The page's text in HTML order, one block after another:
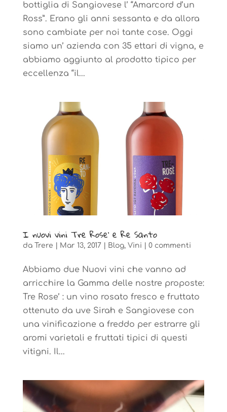
bottiglia di Sangiovese l’ “Amarcord d’un
Ross”. Erano gli anni sessanta e da allora
sono cambiate per noi tante cose. Oggi
siamo un’ azienda con 35 ettari di vigna, e
abbiamo aggiunto al prodotto tipico per
eccellenza “il...
I nuovi vini Tre Rose’ e Re Santo
da Trere Mar 13, 2017 Blog, Vini 0 commenti
Abbiamo due Nuovi vini che vanno ad
arricchire la Gamma delle nostre proposte:
Tre Rose’ : un vino rosato fresco e fruttato
ottenuto da uve Sirah e Sangiovese con
una vinificazione a freddo per estrarre gli
aromi varietali e fruttati tipici di questi
vitigni. Il...